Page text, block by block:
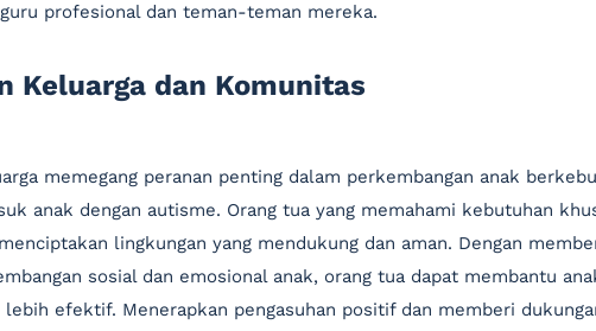
profesional dan teman-teman mereka.
Keluarga dan Komunitas
memegang peranan penting dalam perkembangan anak
anak dengan autisme. Orang tua yang memahami kebutuhan
lingkungan yang mendukung dan aman. Dengan
sosial dan emosional anak, orang tua dapat membantu
efektif. Menerapkan pengasuhan positif dan memberi